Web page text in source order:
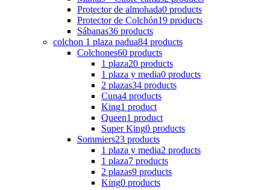
Protector de almohada0 products
Protector de Colchón19 products
Sábanas36 products
colchon 1 plaza padua84 products
Colchones60 products
1 plaza20 products
1 plaza y media0 products
2 plazas34 products
Cuna4 products
King1 product
Queen1 product
Super King0 products
Sommiers23 products
1 plaza y media2 products
1 plaza7 products
2 plazas9 products
King0 products